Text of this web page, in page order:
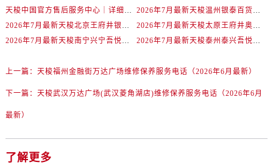
广东省广州市越秀区环市东路371-375号世界贸易中心大厦南塔15层1507室售后服务中心（需提前预约）
广东省河源市源城区越王大道售后服务中心（需提前预约）
广东省惠州市惠城区江北文昌一路7号华贸大厦1座30层3005室售后服务中心（需提前预约）
广东省揭阳市榕城进贤门步行街售后服务中心（需提前预约）
广东省茂名市电白区水东街道迎宾大道售后服务中心（需提前预约）
天梭中国官方售后服务中心｜详细地址与售后热线权威信息通知（2026年7月最新）
2026年7月最新天梭温州银泰百货瓯海店维修保养服务电话
2026年7月最新天梭北京王府井银泰in88维修保养服务电话
2026年7月最新天梭太原王府井奥莱·晋阳里维修保养服务电话
2026年7月最新天梭南宁兴宁吾悦广场维修保养服务电话
2026年7月最新天梭泰州泰兴吾悦广场维修保养服务电话
上一篇： 天梭福州金融街万达广场维修保养服务电话（2026年6月最新）
下一篇： 天梭武汉万达广场(武汉菱角湖店)维修保养服务电话（2026年6月
最新）
了解更多